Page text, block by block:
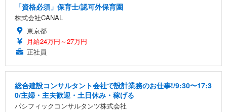
「資格必須」保育士/認可外保育園
株式会社CANAL
東京都
月給24万円～27万円
正社員
総合建設コンサルタント会社で設計業務のお仕事!/9:30〜17:3
0/主婦・主夫歓迎・土日休み・稼げる
パシフィックコンサルタンツ株式会社